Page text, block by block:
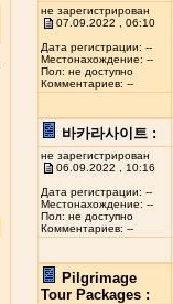
не зарегистрирован
07.09.2022 , 06:10
Дата регистрации: --
Местонахождение: --
Пол: не доступно
Комментариев: --
바카라사이트 :
не зарегистрирован
06.09.2022 , 10:16
Дата регистрации: --
Местонахождение: --
Пол: не доступно
Комментариев: --
Pilgrimage
Tour Packages :